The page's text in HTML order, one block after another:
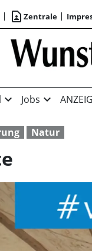
contact_page Zentrale
expand_more Jobs expand_more
Natur